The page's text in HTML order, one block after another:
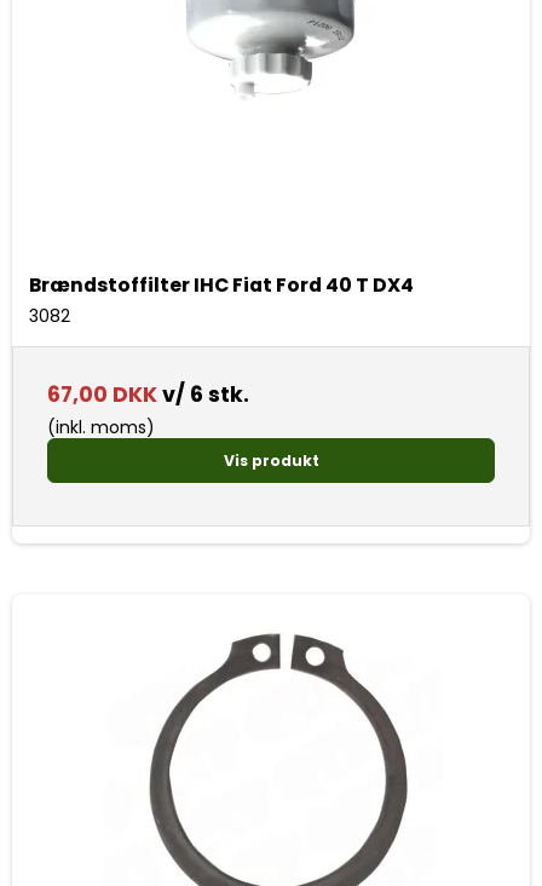
Brændstoffilter IHC Fiat Ford 40 T DX4
3082
67,00 DKKv/ 6 stk.
(inkl. moms)
Vis produkt